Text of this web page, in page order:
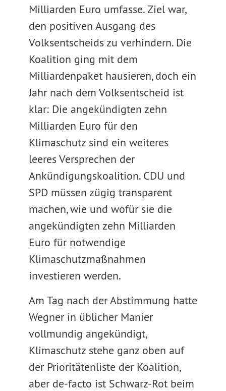
Milliarden Euro umfasse. Ziel war,
den positiven Ausgang des
Volksentscheids zu verhindern. Die
Koalition ging mit dem
Milliardenpaket hausieren, doch ein
Jahr nach dem Volksentscheid ist
klar: Die angekündigten zehn
Milliarden Euro für den
Klimaschutz sind ein weiteres
leeres Versprechen der
Ankündigungskoalition. CDU und
SPD müssen zügig transparent
machen, wie und wofür sie die
angekündigten zehn Milliarden
Euro für notwendige
Klimaschutzmaßnahmen
investieren werden.
Am Tag nach der Abstimmung hatte
Wegner in üblicher Manier
vollmundig angekündigt,
Klimaschutz stehe ganz oben auf
der Prioritätenliste der Koalition,
aber de-facto ist Schwarz-Rot beim